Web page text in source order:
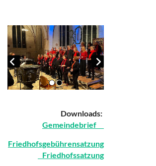
Downloads:
Gemeindebrief
Friedhofsgebührensatzung
Friedhofssatzung